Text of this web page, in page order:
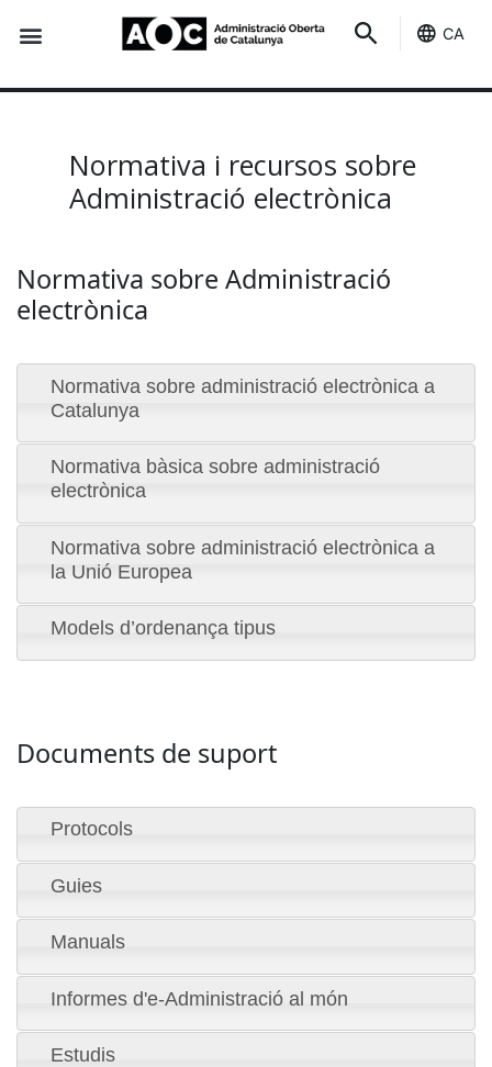
CA
Normativa i recursos sobre
Administració electrònica
Normativa sobre Administració
electrònica
Normativa sobre administració electrònica a
Catalunya
Normativa bàsica sobre administració
electrònica
Normativa sobre administració electrònica a
la Unió Europea
Models d’ordenança tipus
Documents de suport
Protocols
Guies
Manuals
Informes d'e-Administració al món
Estudis